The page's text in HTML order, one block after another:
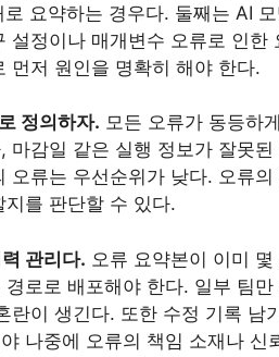
요약하는 경우다. 둘째는 AI
설정이나 매개변수 오류로 인
먼저 원인을 명확히 해야 한다.
정의하자. 모든 오류가 동등하
마감일 같은 실행 정보가 잘못
오류는 우선순위가 낮다. 오류
를 판단할 수 있다.
관리다. 오류 요약본이 이미
로로 배포해야 한다. 일부 팀
란이 생긴다. 또한 수정 기록 남
나중에 오류의 책임 소재나 신